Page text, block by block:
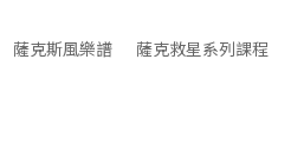
薩克斯風樂譜 薩克救星系列課程